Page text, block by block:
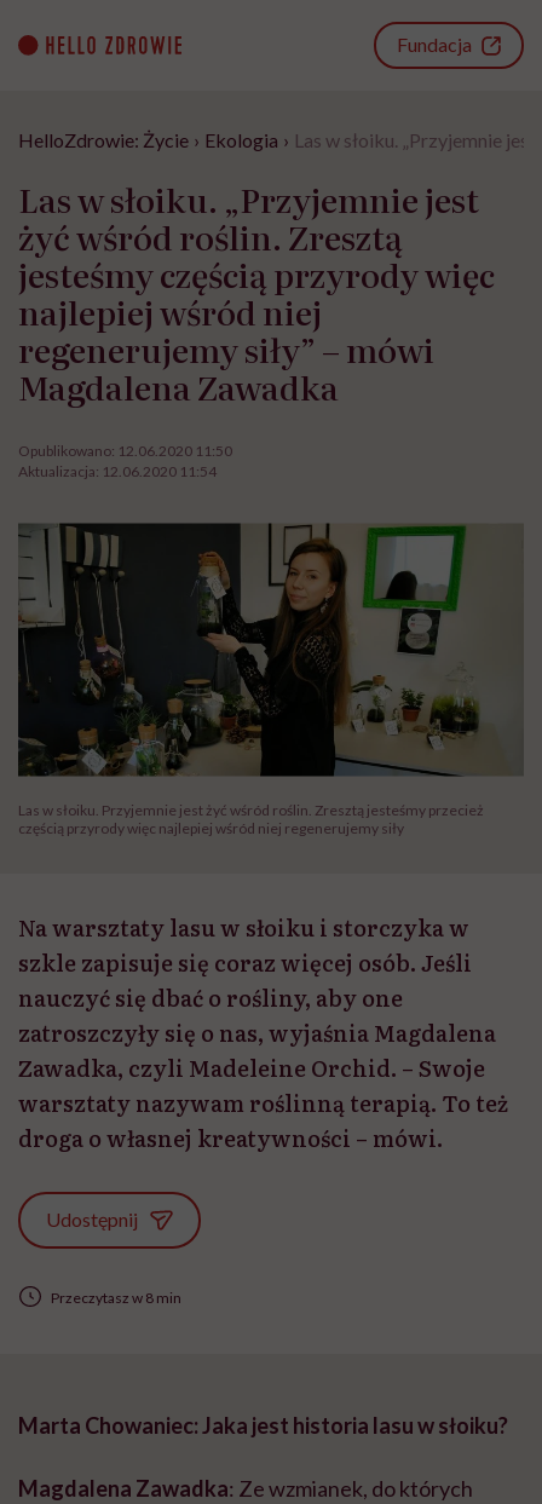
content
Fundacja
HelloZdrowie: Życie › Ekologia › Las w słoiku. „Przyjemnie
Las w słoiku. „Przyjemnie jest
żyć wśród roślin. Zresztą
jesteśmy częścią przyrody więc
najlepiej wśród niej
regenerujemy siły” – mówi
Magdalena Zawadka
Opublikowano: 12.06.2020 11:50
Aktualizacja: 12.06.2020 11:54
Las w słoiku. Przyjemnie jest żyć wśród roślin. Zresztą jesteśmy przecież
częścią przyrody więc najlepiej wśród niej regenerujemy siły
Na warsztaty lasu w słoiku i storczyka w
szkle zapisuje się coraz więcej osób. Jeśli
nauczyć się dbać o rośliny, aby one
zatroszczyły się o nas, wyjaśnia Magdalena
Zawadka, czyli Madeleine Orchid. – Swoje
warsztaty nazywam roślinną terapią. To też
droga o własnej kreatywności – mówi.
Udostępnij
Przeczytasz w 8 min
Marta Chowaniec:Jaka jest historia lasu w słoiku?
Magdalena Zawadka: Ze wzmianek, do których